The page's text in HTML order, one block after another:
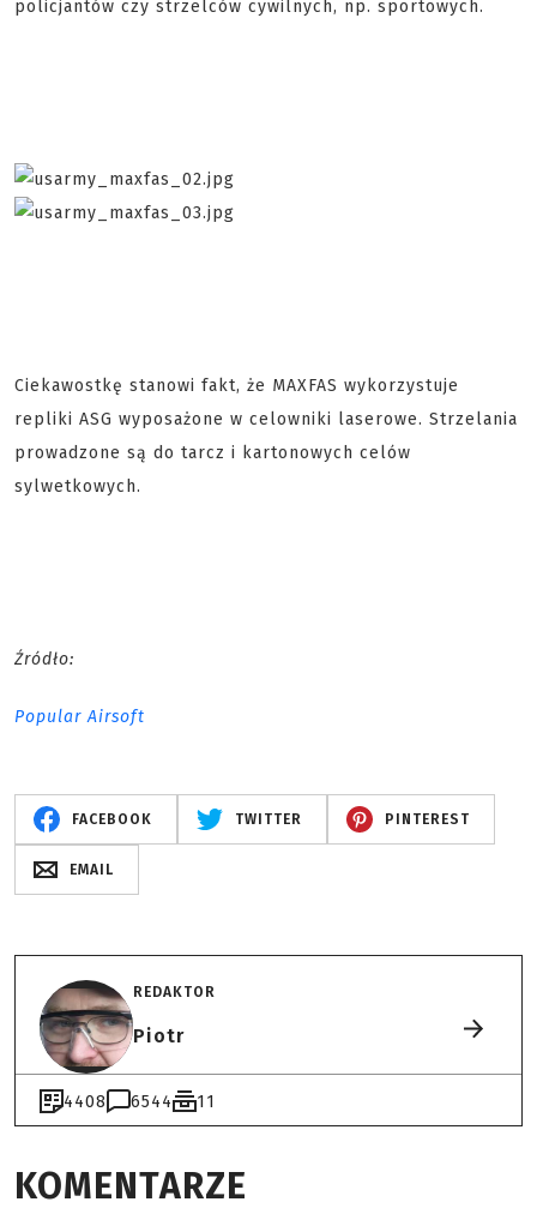
policjantów czy strzelców cywilnych, np. sportowych.
Ciekawostkę stanowi fakt, że MAXFAS wykorzystuje
repliki ASG wyposażone w celowniki laserowe. Strzelania
prowadzone są do tarcz i kartonowych celów
sylwetkowych.
Źródło:
Popular Airsoft
FACEBOOK TWITTER PINTEREST
EMAIL
REDAKTOR
Piotr
4408 6544 11
KOMENTARZE